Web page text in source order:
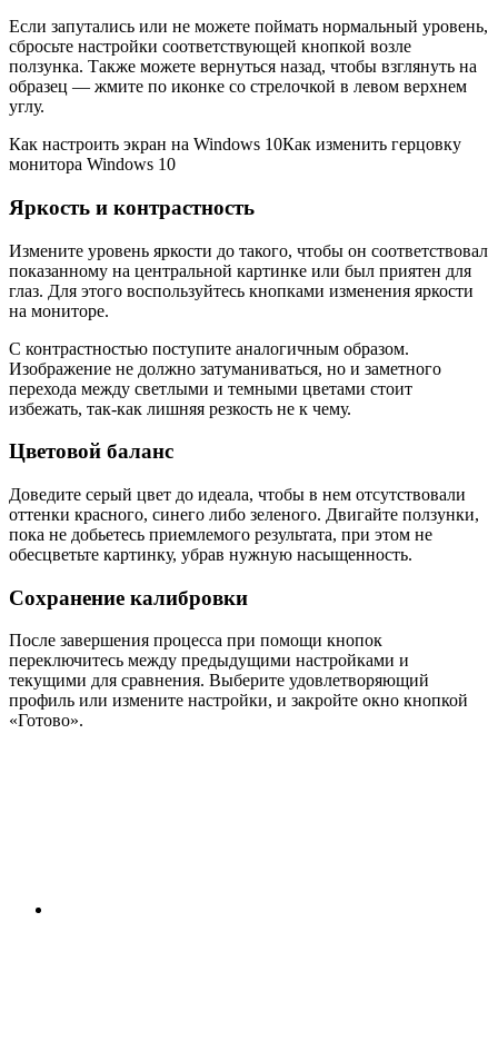
Если запутались или не можете поймать нормальный уровень,
сбросьте настройки соответствующей кнопкой возле
ползунка. Также можете вернуться назад, чтобы взглянуть на
образец — жмите по иконке со стрелочкой в левом верхнем
углу.
Как настроить экран на Windows 10Как изменить герцовку
монитора Windows 10
Яркость и контрастность
Измените уровень яркости до такого, чтобы он соответствовал
показанному на центральной картинке или был приятен для
глаз. Для этого воспользуйтесь кнопками изменения яркости
на мониторе.
С контрастностью поступите аналогичным образом.
Изображение не должно затуманиваться, но и заметного
перехода между светлыми и темными цветами стоит
избежать, так-как лишняя резкость не к чему.
Цветовой баланс
Доведите серый цвет до идеала, чтобы в нем отсутствовали
оттенки красного, синего либо зеленого. Двигайте ползунки,
пока не добьетесь приемлемого результата, при этом не
обесцветьте картинку, убрав нужную насыщенность.
Сохранение калибровки
После завершения процесса при помощи кнопок
переключитесь между предыдущими настройками и
текущими для сравнения. Выберите удовлетворяющий
профиль или измените настройки, и закройте окно кнопкой
«Готово».